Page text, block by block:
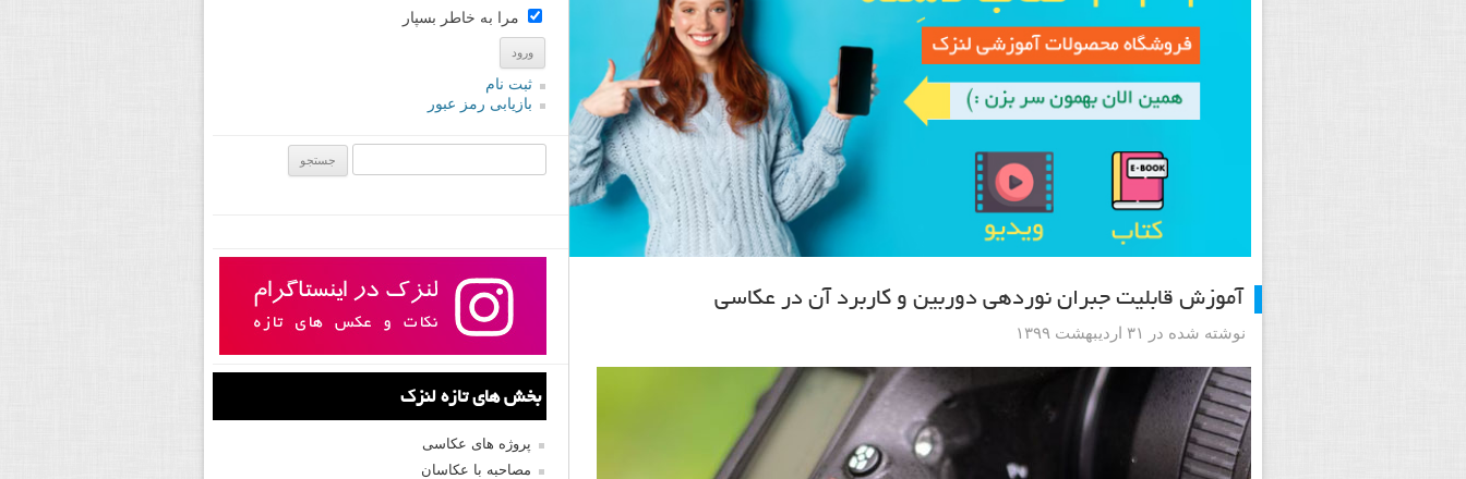
آموزش قابلیت جبران نوردهی دوربین و کاربرد آن در عکاسی
نوشته شده در ۳۱ اردیبهشت ۱۳۹۹
مرا به خاطر بسپار
ثبت نام
بازیابی رمز عبور
بخش های تازه لنزک
پروژه های عکاسی
مصاحبه با عکاسان